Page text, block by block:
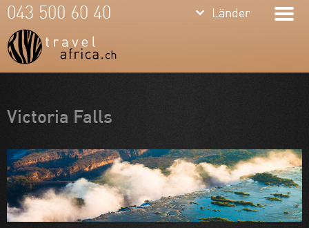
Über uns
Feedbacks
Kontakt
keyboard_arrow_down Länder
Simbabwe
Mosambik
Kenia
keyboard_arrow_down Länder
043 500 60 40
Victoria Falls